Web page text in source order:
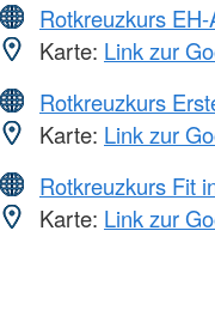
Rotkreuzkurs
Karte: Link zur
Rotkreuzkurs
Karte: Link zur
Rotkreuzkurs Fit
Karte: Link zur